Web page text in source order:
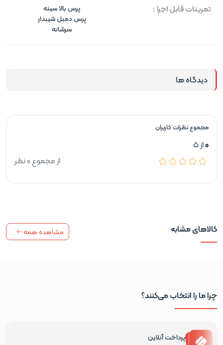
تمرینات قابل اجرا :
پرس بالا سینه
پرس دمبل شیبدار
سرشانه
کالاهای مشابه مشاهده همه
دیدگاه ها
مجموع نظرات کاربران
0از 5
از مجموع 0 نظر
چرا ما را انتخاب می‌کنند؟
پرداخت آنلاین